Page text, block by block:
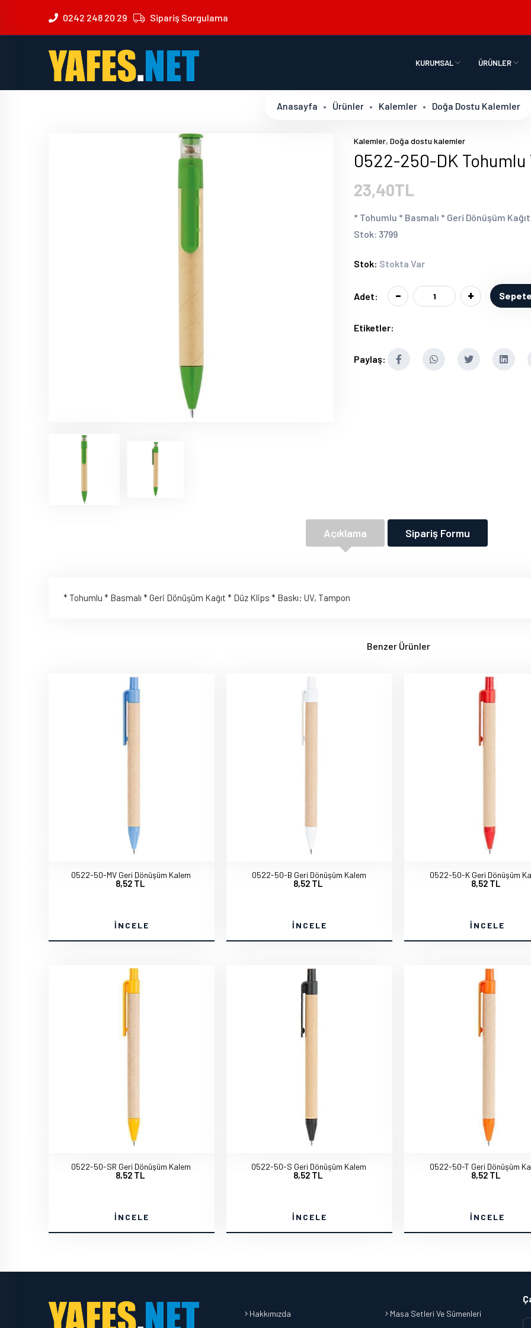
0242 248 20 29 Sipariş Sorgulama
KURUMSAL ÜRÜNLER
Anasayfa Ürünler Kalemler Doğa Dostu Kalemler
Kalemler, Doğa dostu kalemler
0522-250-DK Tohumlu
23,40TL
* Tohumlu * Basmalı * Geri Dönüşüm
Stok: 3799
Stok: Stokta Var
Adet: - +
Etiketler:
Paylaş:
Açıklama Sipariş Formu
* Tohumlu * Basmalı * Geri Dönüşüm Kağıt * Düz Klips * Baskı: UV, Tampon
Benzer Ürünler
0522-50-MV Geri Dönüşüm Kalem
8,52 TL
İNCELE
0522-50-B Geri Dönüşüm Kalem
8,52 TL
İNCELE
0522-50-K Geri Dönüşüm
8,52 TL
İNCELE
0522-50-SR Geri Dönüşüm Kalem
8,52 TL
İNCELE
0522-50-S Geri Dönüşüm Kalem
8,52 TL
İNCELE
0522-50-T Geri Dönüşüm
8,52 TL
İNCELE
Hakkımızda Masa Setleri Ve Sümenleri